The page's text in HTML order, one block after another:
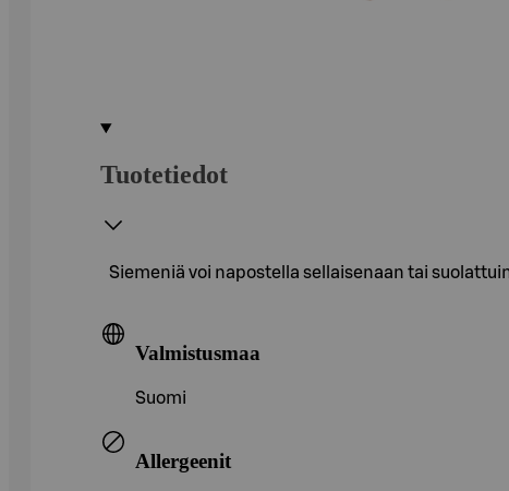
Tuotetiedot
Siemeniä voi napostella sellaisenaan tai
Valmistusmaa
Suomi
Allergeenit